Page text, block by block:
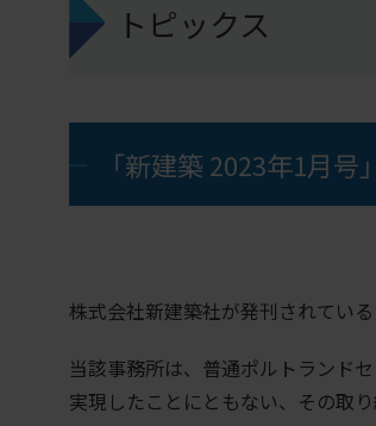
トピックス
「新建築 2023年1月
株式会社新建築社が発刊されてい
当該事務所は、普通ポルトランド
実現したことにともない、その取